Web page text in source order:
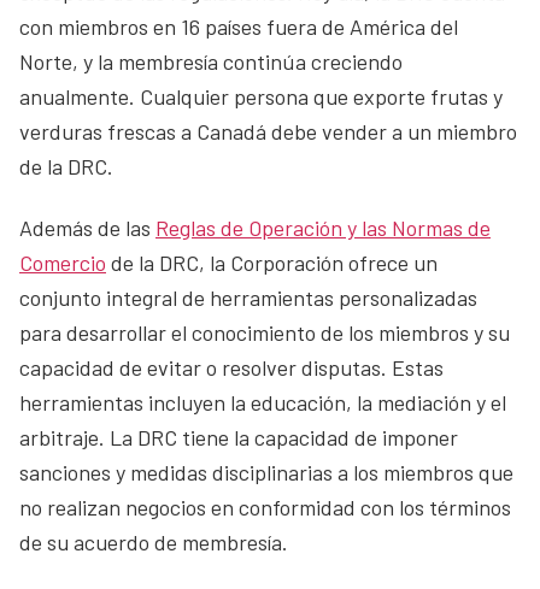
con miembros en 16 países fuera de América del
Norte, y la membresía continúa creciendo
anualmente. Cualquier persona que exporte frutas y
verduras frescas a Canadá debe vender a un miembro
de la DRC.
Además de las Reglas de Operación y las Normas de
Comercio de la DRC, la Corporación ofrece un
conjunto integral de herramientas personalizadas
para desarrollar el conocimiento de los miembros y su
capacidad de evitar o resolver disputas. Estas
herramientas incluyen la educación, la mediación y el
arbitraje. La DRC tiene la capacidad de imponer
sanciones y medidas disciplinarias a los miembros que
no realizan negocios en conformidad con los términos
de su acuerdo de membresía.